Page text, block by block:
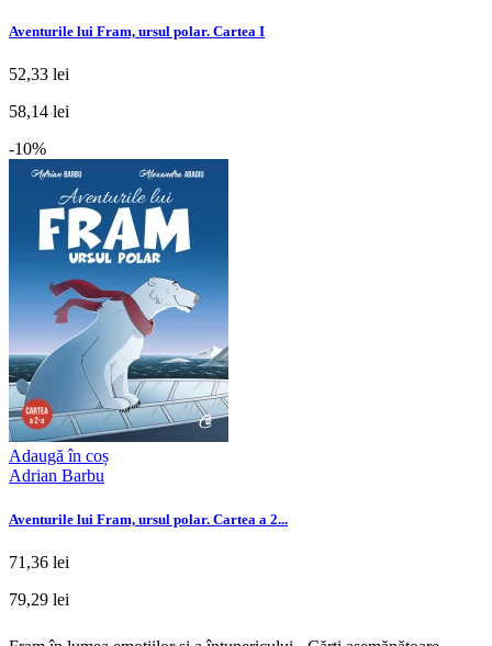
Aventurile lui Fram, ursul polar. Cartea I
52,33 lei
58,14 lei
-10%
Adaugă în coș
Adrian Barbu
Aventurile lui Fram, ursul polar. Cartea a 2...
71,36 lei
79,29 lei